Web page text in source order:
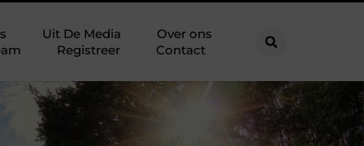
Uit De Media
Over ons
Registreer Contact